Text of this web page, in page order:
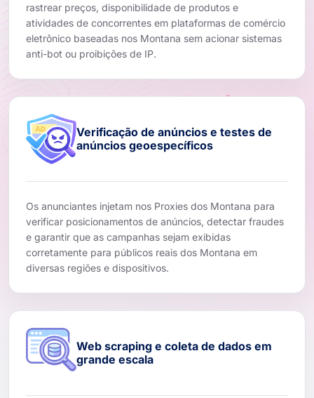
rastrear preços, disponibilidade de produtos e
atividades de concorrentes em plataformas de comércio
eletrônico baseadas nos Montana sem acionar sistemas
anti-bot ou proibições de IP.
Verificação de anúncios e testes de
anúncios geoespecíficos
Os anunciantes injetam nos Proxies dos Montana para
verificar posicionamentos de anúncios, detectar fraudes
e garantir que as campanhas sejam exibidas
corretamente para públicos reais dos Montana em
diversas regiões e dispositivos.
Web scraping e coleta de dados em
grande escala